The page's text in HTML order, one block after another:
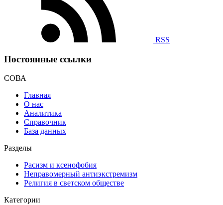
RSS
Постоянные ссылки
СОВА
Главная
О нас
Аналитика
Справочник
База данных
Разделы
Расизм и ксенофобия
Неправомерный антиэкстремизм
Религия в светском обществе
Категории